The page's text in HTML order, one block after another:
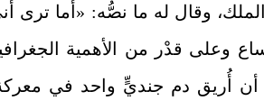
وقال له ما نصُّه: «أما ترى
وعلى قدْر من الأهمية
أن أُريق دم جنديٍّ واحد في